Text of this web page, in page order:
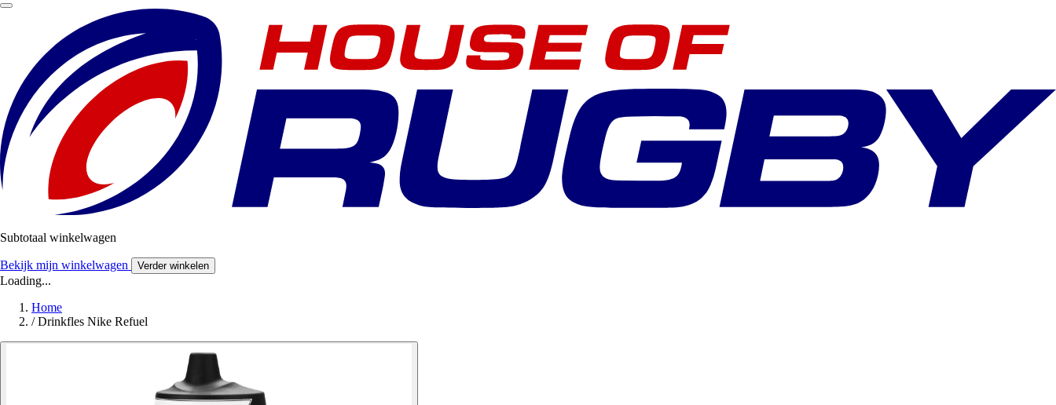
Subtotaal winkelwagen
Bekijk mijn winkelwagen Verder winkelen
Loading...
Home
/ Drinkfles Nike Refuel